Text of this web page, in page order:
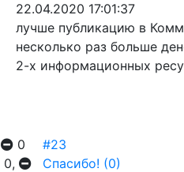
22.04.2020 17:01:37
лучше публикацию в
несколько раз больше
2-х информационных
0
0,
#23
Спасибо! (0)